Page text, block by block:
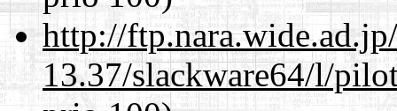
http://
13.37/slackware64/l/